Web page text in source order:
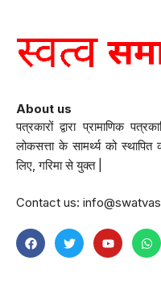
About us
पत्रकारों द्वारा प्रामाणिक
लोकसत्ता के सामर्थ्य को
लिए, गरिमा से युक्त |
Contact us: